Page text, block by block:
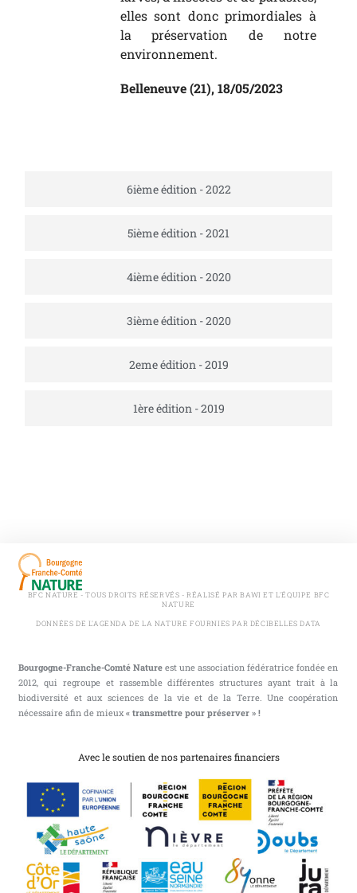
6ième édition - 2022
5ième édition - 2021
4ième édition - 2020
3ième édition - 2020
2eme édition - 2019
1ère édition - 2019
elles sont donc primordiales à
la préservation de notre
environnement.
Belleneuve (21), 18/05/2023
BFC NATURE - TOUS DROITS RÉSERVÉS - RÉALISÉ PAR BAWI ET L'ÉQUIPE BFC
NATURE
DONNÉES DE L'AGENDA DE LA NATURE FOURNIES PAR DÉCIBELLES DATA
Bourgogne-Franche-Comté Nature est une association fédératrice fondée en
2012, qui regroupe et rassemble différentes structures ayant trait à la
biodiversité et aux sciences de la vie et de la Terre. Une coopération
nécessaire afin de mieux« transmettre pour préserver » !
Avec le soutien de nos partenaires financiers